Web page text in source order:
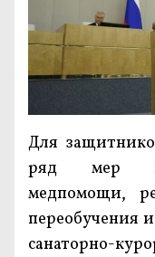
Для
ряд мер
медпомощи,
переобучения
санаторно-